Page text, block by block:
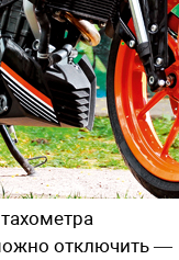
отключить —